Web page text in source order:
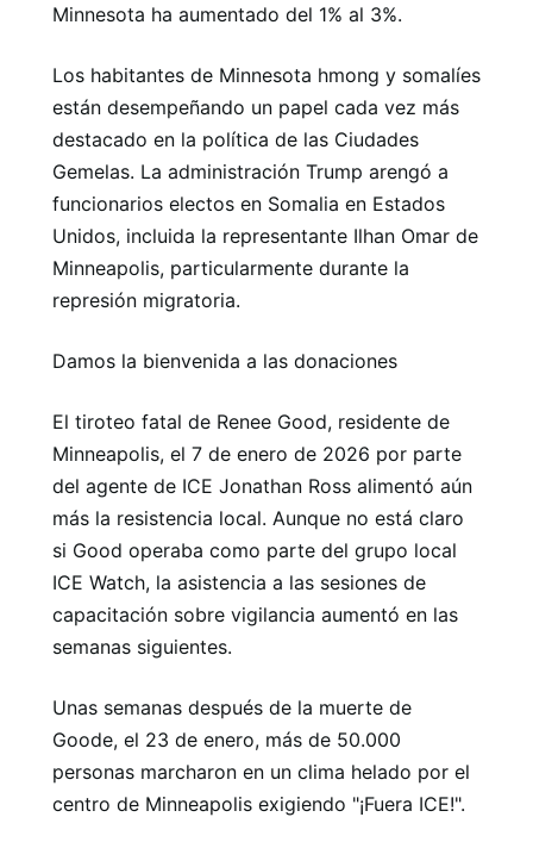
Minnesota ha aumentado del 1% al 3%.
Los habitantes de Minnesota hmong y somalíes
están desempeñando un papel cada vez más
destacado en la política de las Ciudades
Gemelas. La administración Trump arengó a
funcionarios electos en Somalia en Estados
Unidos, incluida la representante Ilhan Omar de
Minneapolis, particularmente durante la
represión migratoria.
Damos la bienvenida a las donaciones
El tiroteo fatal de Renee Good, residente de
Minneapolis, el 7 de enero de 2026 por parte
del agente de ICE Jonathan Ross alimentó aún
más la resistencia local. Aunque no está claro
si Good operaba como parte del grupo local
ICE Watch, la asistencia a las sesiones de
capacitación sobre vigilancia aumentó en las
semanas siguientes.
Unas semanas después de la muerte de
Goode, el 23 de enero, más de 50.000
personas marcharon en un clima helado por el
centro de Minneapolis exigiendo "¡Fuera ICE!".